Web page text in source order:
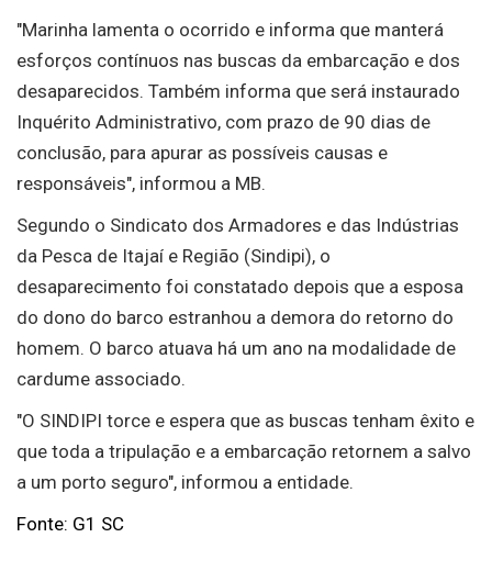
"Marinha lamenta o ocorrido e informa que manterá
esforços contínuos nas buscas da embarcação e dos
desaparecidos. Também informa que será instaurado
Inquérito Administrativo, com prazo de 90 dias de
conclusão, para apurar as possíveis causas e
responsáveis", informou a MB.
Segundo o Sindicato dos Armadores e das Indústrias
da Pesca de Itajaí e Região (Sindipi), o
desaparecimento foi constatado depois que a esposa
do dono do barco estranhou a demora do retorno do
homem. O barco atuava há um ano na modalidade de
cardume associado.
"O SINDIPI torce e espera que as buscas tenham êxito e
que toda a tripulação e a embarcação retornem a salvo
a um porto seguro", informou a entidade.
Fonte: G1 SC